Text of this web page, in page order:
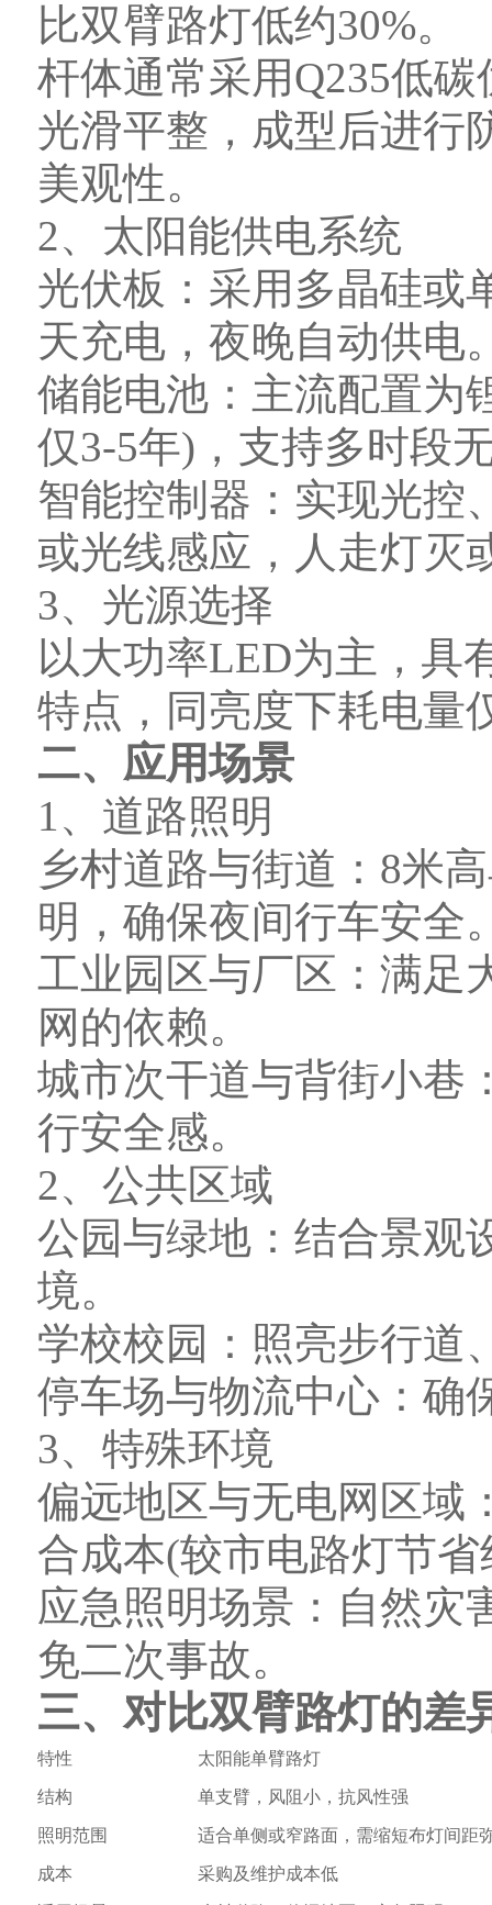
比双臂路灯低约30%。
杆体通常采用Q235低
光滑平整，成型后进行
美观性。
2、太阳能供电系统
光伏板：采用多晶硅或
天充电，夜晚自动供电
储能电池：主流配置为
仅3-5年)，支持多时段
智能控制器：实现光控
或光线感应，人走灯灭
3、光源选择
以大功率LED为主，具
特点，同亮度下耗电量
二、应用场景
1、道路照明
乡村道路与街道：8米
明，确保夜间行车安全
工业园区与厂区：满足
网的依赖。
城市次干道与背街小巷
行安全感。
2、公共区域
公园与绿地：结合景观
境。
学校校园：照亮步行道
停车场与物流中心：确
3、特殊环境
偏远地区与无电网区域
合成本(较市电路灯节省
应急照明场景：自然灾
免二次事故。
三、对比双臂路灯的差
特性 太阳能单臂路灯
结构 单支臂，风阻小，抗风性强
照明范围 适合单侧或窄路面，需缩短布灯间距
成本 采购及维护成本低